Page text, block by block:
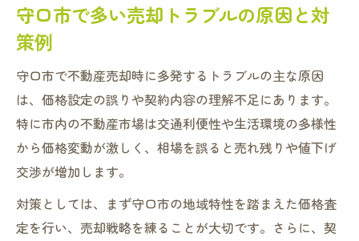
守口市で多い売却トラブルの原因と対
策例
守口市で不動産売却時に多発するトラブルの主な原因
は、価格設定の誤りや契約内容の理解不足にあります。
特に市内の不動産市場は交通利便性や生活環境の多様性
から価格変動が激しく、相場を誤ると売れ残りや値下げ
交渉が増加します。
対策としては、まず守口市の地域特性を踏まえた価格査
定を行い、売却戦略を練ることが大切です。さらに、契